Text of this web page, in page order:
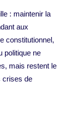
: maintenir la
aux
constitutionnel,
politique ne
mais restent le
crises de